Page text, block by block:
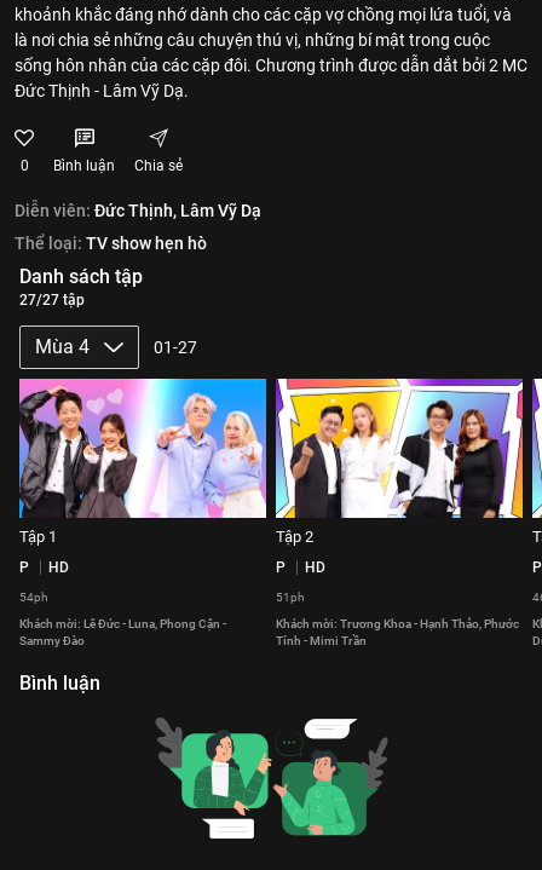
khoảnh khắc đáng nhớ dành cho các cặp vợ chồng mọi lứa tuổi, và
là nơi chia sẻ những câu chuyện thú vị, những bí mật trong cuộc
sống hôn nhân của các cặp đôi. Chương trình được dẫn dắt bởi 2 MC
Đức Thịnh - Lâm Vỹ Dạ.
0 Bình luận Chia sẻ
Diễn viên: Đức Thịnh, Lâm Vỹ Dạ
Thể loại: TV show hẹn hò
Danh sách tập
27/27 tập
Mùa 4 01-27
Tập 1
P HD
54ph
Khách mời: Lê Đức - Luna, Phong Cận -
Sammy Đào
Tập 2
P HD
51ph
Khách mời: Trương Khoa - Hạnh Thảo, Phước
Tính - Mimi Trần
P
Bình luận